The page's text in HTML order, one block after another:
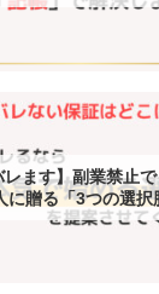
ます】副業禁止
に贈る「3つの選択